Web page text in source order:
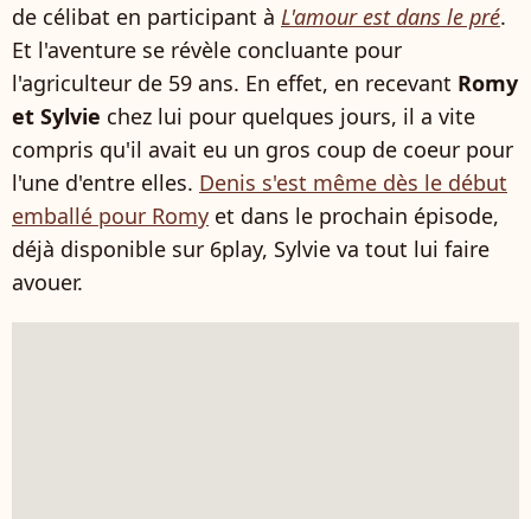
de célibat en participant à L'amour est dans le pré.
Et l'aventure se révèle concluante pour
l'agriculteur de 59 ans. En effet, en recevant Romy
et Sylvie chez lui pour quelques jours, il a vite
compris qu'il avait eu un gros coup de coeur pour
l'une d'entre elles. Denis s'est même dès le début
emballé pour Romy et dans le prochain épisode,
déjà disponible sur 6play, Sylvie va tout lui faire
avouer.